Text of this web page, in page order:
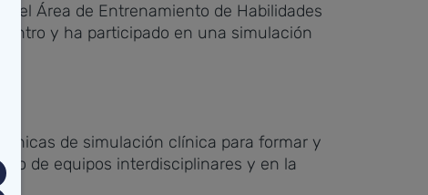
el Área de Entrenamiento de Habilidades
y ha participado en una simulación
de simulación clínica para formar y
de equipos interdisciplinares y en la